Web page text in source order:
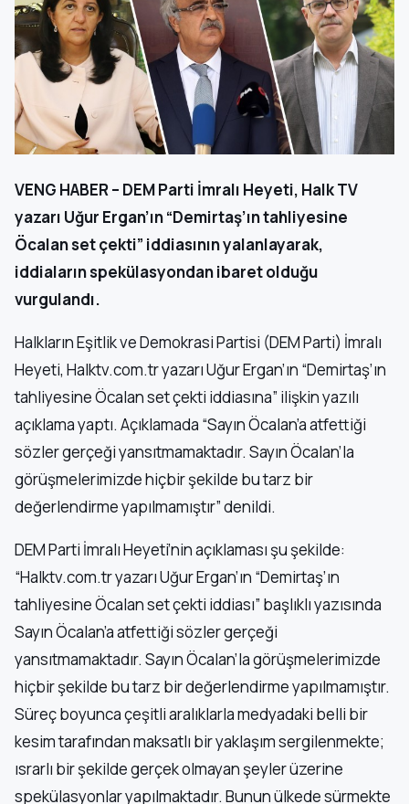
VENG HABER – DEM Parti İmralı Heyeti, Halk TV
yazarı Uğur Ergan’ın “Demirtaş’ın tahliyesine
Öcalan set çekti” iddiasının yalanlayarak,
iddiaların spekülasyondan ibaret olduğu
vurgulandı.
Halkların Eşitlik ve Demokrasi Partisi (DEM Parti) İmralı
Heyeti, Halktv.com.tr yazarı Uğur Ergan’ın “Demirtaş’ın
tahliyesine Öcalan set çekti iddiasına” ilişkin yazılı
açıklama yaptı. Açıklamada “Sayın Öcalan’a atfettiği
sözler gerçeği yansıtmamaktadır. Sayın Öcalan’la
görüşmelerimizde hiçbir şekilde bu tarz bir
değerlendirme yapılmamıştır” denildi.
DEM Parti İmralı Heyeti’nin açıklaması şu şekilde:
“Halktv.com.tr yazarı Uğur Ergan’ın “Demirtaş’ın
tahliyesine Öcalan set çekti iddiası” başlıklı yazısında
Sayın Öcalan’a atfettiği sözler gerçeği
yansıtmamaktadır. Sayın Öcalan’la görüşmelerimizde
hiçbir şekilde bu tarz bir değerlendirme yapılmamıştır.
Süreç boyunca çeşitli aralıklarla medyadaki belli bir
kesim tarafından maksatlı bir yaklaşım sergilenmekte;
ısrarlı bir şekilde gerçek olmayan şeyler üzerine
spekülasyonlar yapılmaktadır. Bunun ülkede sürmekte